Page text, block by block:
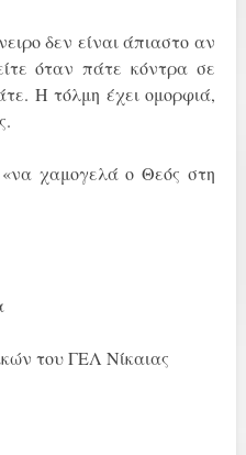
δεν είναι άπιαστο αν
όταν πάτε κόντρα σε
Η τόλμη έχει ομορφιά,
χαμογελά ο Θεός στη
του ΓΕΛ Νίκαιας